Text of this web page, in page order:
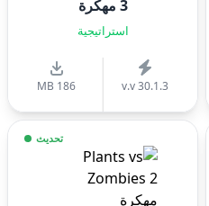
3 مهكرة
استراتيجية
v.v 30.1.3
186 MB
تحديث